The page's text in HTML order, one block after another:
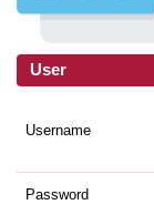
User
Username
Password